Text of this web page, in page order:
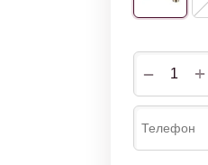
+
−